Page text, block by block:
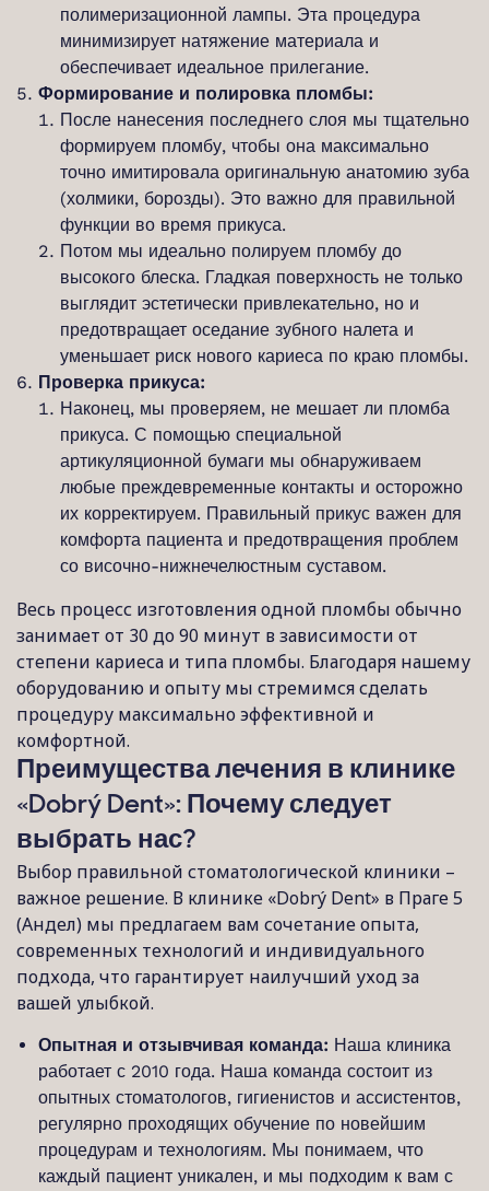
полимеризационной лампы. Эта процедура
минимизирует натяжение материала и
обеспечивает идеальное прилегание.
Формирование и полировка пломбы:
После нанесения последнего слоя мы тщательно
формируем пломбу, чтобы она максимально
точно имитировала оригинальную анатомию зуба
(холмики, борозды). Это важно для правильной
функции во время прикуса.
Потом мы идеально полируем пломбу до
высокого блеска. Гладкая поверхность не только
выглядит эстетически привлекательно, но и
предотвращает оседание зубного налета и
уменьшает риск нового кариеса по краю пломбы.
Проверка прикуса:
Наконец, мы проверяем, не мешает ли пломба
прикуса. С помощью специальной
артикуляционной бумаги мы обнаруживаем
любые преждевременные контакты и осторожно
их корректируем. Правильный прикус важен для
комфорта пациента и предотвращения проблем
со височно-нижнечелюстным суставом.
Весь процесс изготовления одной пломбы обычно
занимает от 30 до 90 минут в зависимости от
степени кариеса и типа пломбы. Благодаря нашему
оборудованию и опыту мы стремимся сделать
процедуру максимально эффективной и
комфортной.
Преимущества лечения в клинике
«Dobrý Dent»: Почему следует
выбрать нас?
Выбор правильной стоматологической клиники –
важное решение. В клинике «Dobrý Dent» в Праге 5
(Андел) мы предлагаем вам сочетание опыта,
современных технологий и индивидуального
подхода, что гарантирует наилучший уход за
вашей улыбкой.
Опытная и отзывчивая команда: Наша клиника
работает с 2010 года. Наша команда состоит из
опытных стоматологов, гигиенистов и ассистентов,
регулярно проходящих обучение по новейшим
процедурам и технологиям. Мы понимаем, что
каждый пациент уникален, и мы подходим к вам с